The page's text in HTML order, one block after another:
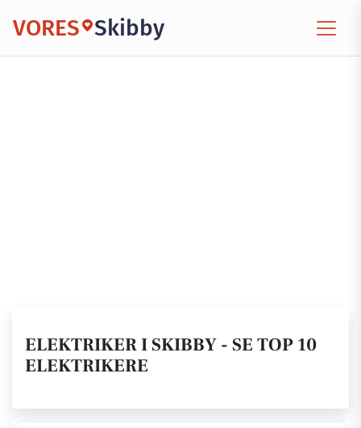
VORES Skibby
ELEKTRIKER I SKIBBY - SE TOP 10
ELEKTRIKERE